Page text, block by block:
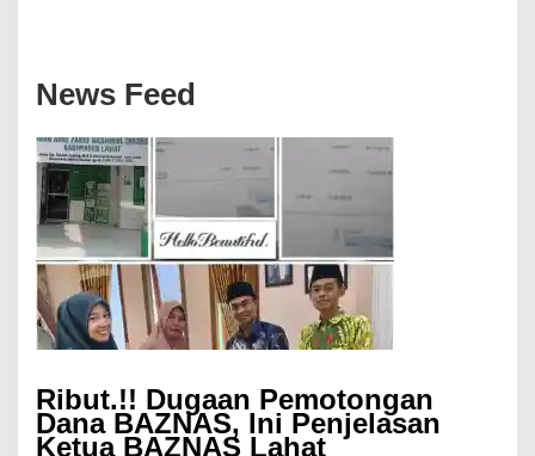
News Feed
Ribut.!! Dugaan Pemotongan
Dana BAZNAS, Ini Penjelasan
Ketua BAZNAS Lahat